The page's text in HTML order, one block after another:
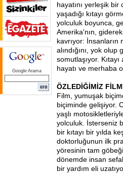
Google Arama
hayatını yerleşik
yaşadığı kıtayı
yolculuk boyunca,
Amerika'nın,
kavrıyor: İnsanların
alındığını, yok
somutlaşıyor.
hayatı ve merhaba
ÖZLEDİĞİMİZ
Film, yumuşak
biçiminde gelişiyor.
yaşlı
yolculuk. İsterseniz
bir kıtayı bir yılda
doktorluğunun ilk
yöresinin tam
dönemde insan
bir yardım eli